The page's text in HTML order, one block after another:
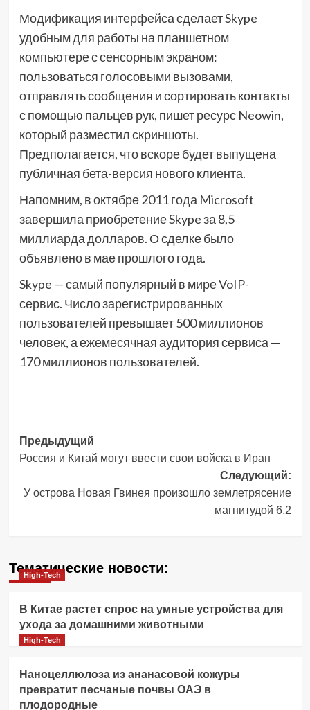
Модификация интерфейса сделает Skype
удобным для работы на планшетном
компьютере с сенсорным экраном:
пользоваться голосовыми вызовами,
отправлять сообщения и сортировать контакты
с помощью пальцев рук, пишет ресурс Neowin,
который разместил скриншоты.
Предполагается, что вскоре будет выпущена
публичная бета-версия нового клиента.
Напомним, в октябре 2011 года Microsoft
завершила приобретение Skype за 8,5
миллиарда долларов. О сделке было
объявлено в мае прошлого года.
Skype — самый популярный в мире VoIP-
сервис. Число зарегистрированных
пользователей превышает 500 миллионов
человек, а ежемесячная аудитория сервиса —
170 миллионов пользователей.
Навигация
записи
Предыдущий
Россия и Китай могут ввести свои войска в Иран
Следующий:
У острова Новая Гвинея произошло землетрясение
магнитудой 6,2
Тематические новости:
High-Tech
В Китае растет спрос на умные устройства для
ухода за домашними животными
High-Tech
Наноцеллюлоза из ананасовой кожуры
превратит песчаные почвы ОАЭ в
плодородные